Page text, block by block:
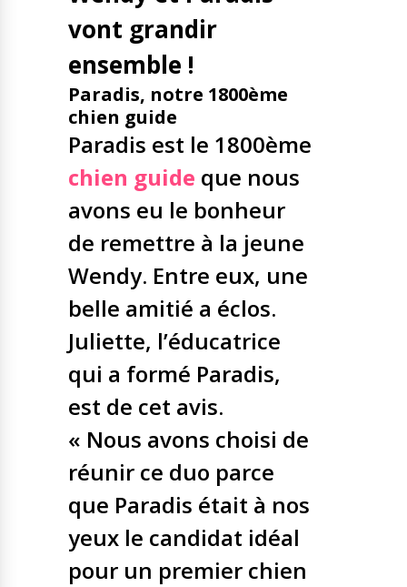
Le chien guide d’aveugle
La canne blanche
électronique
Le Bemob
Formation & Rééducation
fonctionnelle
Rééducation fonctionnelle
Irremplaçables, la
Nous contacter
vont grandir
ensemble !
Paradis, notre 1800ème
chien guide
Paradis est le 1800ème
chien guide que nous
avons eu le bonheur
de remettre à la jeune
Wendy. Entre eux, une
belle amitié a éclos.
Juliette, l’éducatrice
qui a formé Paradis,
est de cet avis.
« Nous avons choisi de
réunir ce duo parce
que Paradis était à nos
yeux le candidat idéal
pour un premier chien